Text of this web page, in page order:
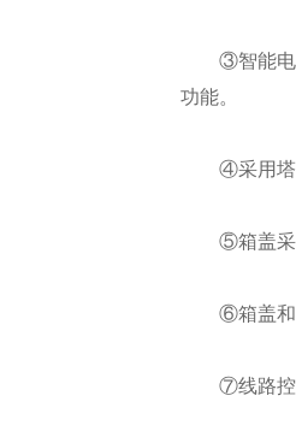
③智能电路
功能。
④采用塔式
⑤箱盖采用
⑥箱盖和箱
⑦线路控制